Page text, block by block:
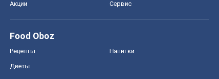
Акции Сервис
Food Oboz
Рецепты Напитки
Диеты